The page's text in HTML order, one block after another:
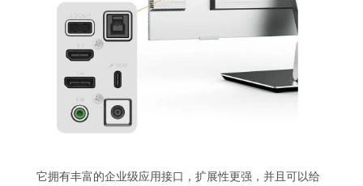
它拥有丰富的企业级应用接口，扩展性更强，并且可以给